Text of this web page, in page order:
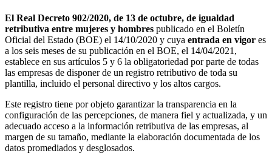
El Real Decreto 902/2020, de 13 de octubre, de igualdad
retributiva entre mujeres y hombres publicado en el Boletín
Oficial del Estado (BOE) el 14/10/2020 y cuya entrada en vigor es
a los seis meses de su publicación en el BOE, el 14/04/2021,
establece en sus artículos 5 y 6 la obligatoriedad por parte de todas
las empresas de disponer de un registro retributivo de toda su
plantilla, incluido el personal directivo y los altos cargos.
Este registro tiene por objeto garantizar la transparencia en la
configuración de las percepciones, de manera fiel y actualizada, y un
adecuado acceso a la información retributiva de las empresas, al
margen de su tamaño, mediante la elaboración documentada de los
datos promediados y desglosados.